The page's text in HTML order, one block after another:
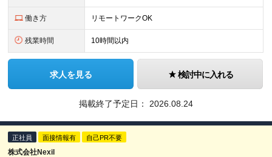
働き方 リモートワークOK
残業時間 10時間以内
求人を見る 検討中に入れる
掲載終了予定日： 2026.08.24
正社員 面接情報有 自己PR不要
株式会社Nexil